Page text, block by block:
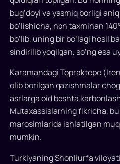
non
qishloq
oshxonalaridan
tortib,
shahar
kafelarigacha
har
dasturxonning
bezagi
bug‘doyi va yasmiq borligi
bo‘lishicha, non taxminan
bo‘lib, uning bir bo‘lagi hosil
sindirilib yoqilgan, so‘ng esa
Karamandagi Topraktepe
olib borilgan qazishmalar
asrlarga oid beshta
Mutaxassislarning fikricha,
marosimlarida ishlatilgan
mumkin.
Turkiyaning Shonliurfa